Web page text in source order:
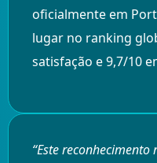
oficialmente em
lugar no ranking
satisfação e 9,7/10
“Este